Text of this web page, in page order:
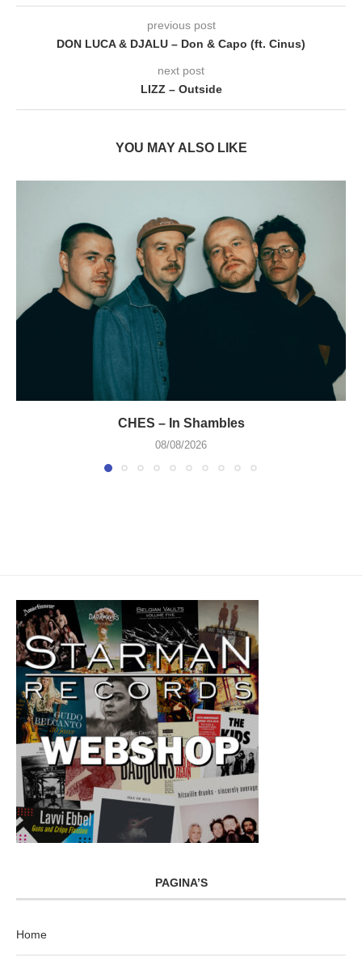
previous post
DON LUCA & DJALU – Don & Capo (ft. Cinus)
next post
LIZZ – Outside
YOU MAY ALSO LIKE
CHES – In Shambles
08/08/2026
PAGINA’S
Home